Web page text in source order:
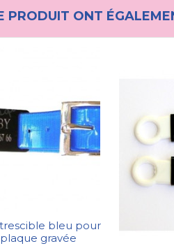
PRODUIT ONT
bleu pour
gravée